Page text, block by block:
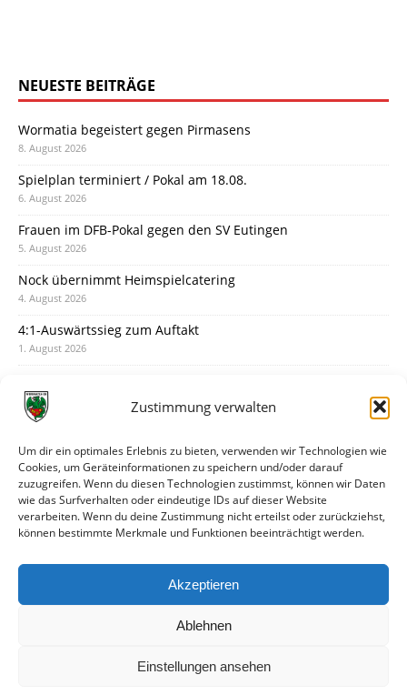
Zustimmung verwalten
Um dir ein optimales Erlebnis zu bieten, verwenden wir Technologien wie
Cookies, um Geräteinformationen zu speichern und/oder darauf
zuzugreifen. Wenn du diesen Technologien zustimmst, können wir Daten
wie das Surfverhalten oder eindeutige IDs auf dieser Website
verarbeiten. Wenn du deine Zustimmung nicht erteilst oder zurückziehst,
können bestimmte Merkmale und Funktionen beeinträchtigt werden.
Akzeptieren
Ablehnen
Einstellungen ansehen
NEUESTE BEITRÄGE
Wormatia begeistert gegen Pirmasens
8. August 2026
Spielplan terminiert / Pokal am 18.08.
6. August 2026
Frauen im DFB-Pokal gegen den SV Eutingen
5. August 2026
Nock übernimmt Heimspielcatering
4. August 2026
4:1-Auswärtssieg zum Auftakt
1. August 2026
31. Juli 2026
30. Juli 2026
Deine Spielminute: 89+1
28. Juli 2026
Neuer Rückensponsor
Neue Podcast-Folge: So tickt Björn!
27. Juli 2026